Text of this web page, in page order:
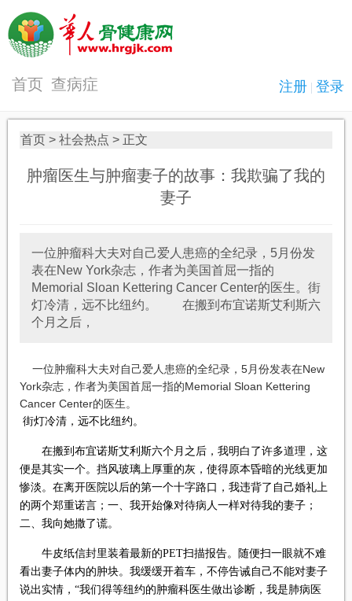
首页 查病症
首页 > 社会热点 > 正文
肿瘤医生与肿瘤妻子的故事：我欺骗了我的
妻子
一位肿瘤科大夫对自己爱人患癌的全纪录，5月份发
表在New York杂志，作者为美国首屈一指的
Memorial Sloan Kettering Cancer Center的医生。街
灯冷清，远不比纽约。 在搬到布宜诺斯艾利斯六
个月之后，
一位肿瘤科大夫对自己爱人患癌的全纪录，5月份发表在New
York杂志，作者为美国首屈一指的Memorial Sloan Kettering
Cancer Center的医生。
街灯冷清，远不比纽约。
在搬到布宜诺斯艾利斯六个月之后，我明白了许多道理，这
便是其实一个。挡风玻璃上厚重的灰，使得原本昏暗的光线更加
惨淡。在离开医院以后的第一个十字路口，我违背了自己婚礼上
的两个郑重诺言；一、我开始像对待病人一样对待我的妻子；
二、我向她撒了谎。
牛皮纸信封里装着最新的PET扫描报告。随便扫一眼就不难
看出妻子体内的肿块。我缓缓开着车，不停告诫自己不能对妻子
说出实情，“我们得等纽约的肿瘤科医生做出诊断，我是肺病医